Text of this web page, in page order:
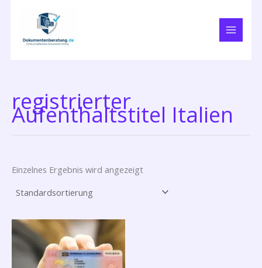
registrierter
Aufenthaltstitel Italien
Einzelnes Ergebnis wird angezeigt